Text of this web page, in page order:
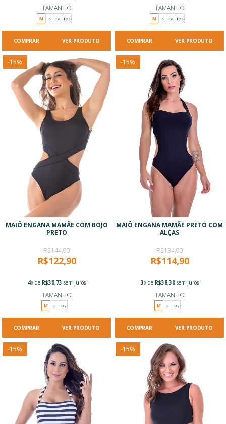
TAMANHO
M G GG EXG
VER PRODUTO
TAMANHO
M G GG EXG
VER PRODUTO
-15%
MAIÔ ENGANA MAMÃE COM BOJO
PRETO
R$144,90
R$122,90
4x de R$30,73 sem juros
TAMANHO
M G GG
VER PRODUTO
-15%
MAIÔ ENGANA MAMÃE PRETO COM
ALÇAS
R$134,90
R$114,90
3x de R$38,30sem juros
TAMANHO
M G GG
VER PRODUTO
-15% -15%